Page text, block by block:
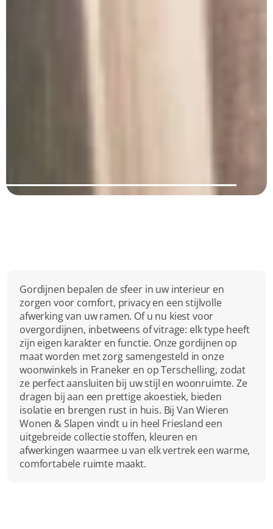
Collectie Gordijnen
Gordijnen bepalen de sfeer in uw interieur en
zorgen voor comfort, privacy en een stijlvolle
afwerking van uw ramen. Of u nu kiest voor
overgordijnen, inbetweens of vitrage: elk type heeft
zijn eigen karakter en functie. Onze gordijnen op
maat worden met zorg samengesteld in onze
woonwinkels in Franeker en op Terschelling, zodat
ze perfect aansluiten bij uw stijl en woonruimte. Ze
dragen bij aan een prettige akoestiek, bieden
isolatie en brengen rust in huis. Bij Van Wieren
Wonen & Slapen vindt u in heel Friesland een
uitgebreide collectie stoffen, kleuren en
afwerkingen waarmee u van elk vertrek een warme,
comfortabele ruimte maakt.